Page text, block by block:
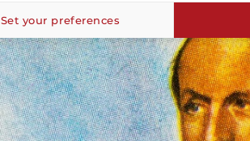
Set your preferences